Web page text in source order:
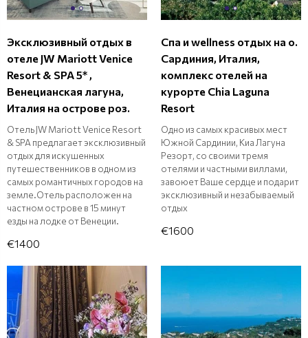
Эксклюзивный отдых в
отеле JW Mariott Venice
Resort & SPA 5* ,
Венецианская лагуна,
Италия на острове роз.
Отель JW Mariott Venice Resort
& SPA предлагает эксклюзивный
отдых для искушенных
путешественников в одном из
самых романтичных городов на
земле.Отель расположен на
частном острове в 15 минут
езды на лодке от Венеции.
€1400
Спа и wellness отдых на о.
Сардиния, Италия,
комплекс отелей на
курорте Chia Laguna
Resort
Одно из самых красивых мест
Южной Сардинии, Киа Лагуна
Резорт, со своими тремя
отелями и частными виллами,
завоюет Ваше сердце и подарит
эксклюзивный и незабываемый
отдых
€1600